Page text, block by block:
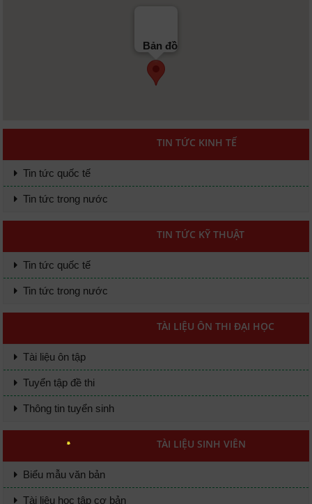
Bản đồ
TIN TỨC KINH TẾ
Tin tức quốc tế
Tin tức trong nước
TIN TỨC KỸ THUẬT
Tin tức quốc tế
Tin tức trong nước
TÀI LIỆU ÔN THI ĐẠI HỌC
Tài liệu ôn tập
Tuyển tập đề thi
Thông tin tuyển sinh
TÀI LIỆU SINH VIÊN
Biểu mẫu văn bản
Tài liệu học tập cơ bản